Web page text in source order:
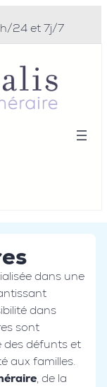
24 et 7j/7
dans une
dans
sont
des défunts et
aux familles.
, de la